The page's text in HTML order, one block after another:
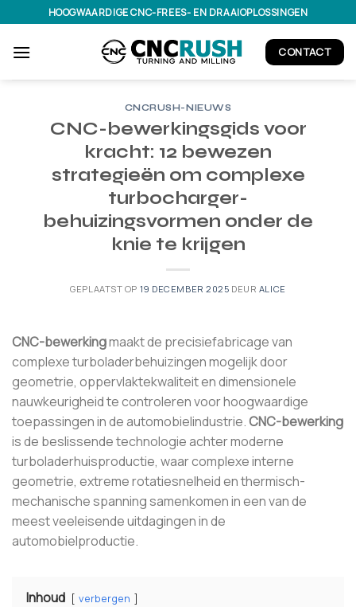
naar
inhoud
HOOGWAARDIGE CNC-FREES- EN DRAAIOPLOSSINGEN
CONTACT
CNCRUSH-NIEUWS
CNC-bewerkingsgids voor
kracht: 12 bewezen
strategieën om complexe
turbocharger-
behuizingsvormen onder de
knie te krijgen
GEPLAATST OP 19 DECEMBER 2025 DEUR ALICE
CNC-bewerkingmaakt de precisiefabricage van
complexe turboladerbehuizingen mogelijk door
geometrie, oppervlaktekwaliteit en dimensionele
nauwkeurigheid te controleren voor hoogwaardige
toepassingen in de automobielindustrie.CNC-bewerking
is de beslissende technologie achter moderne
turboladerhuisproductie, waar complexe interne
geometrie, extreme rotatiesnelheid en thermisch-
mechanische spanning samenkomen in een van de
meest veeleisende uitdagingen in de
automobielproductie.
Inhoud verbergen